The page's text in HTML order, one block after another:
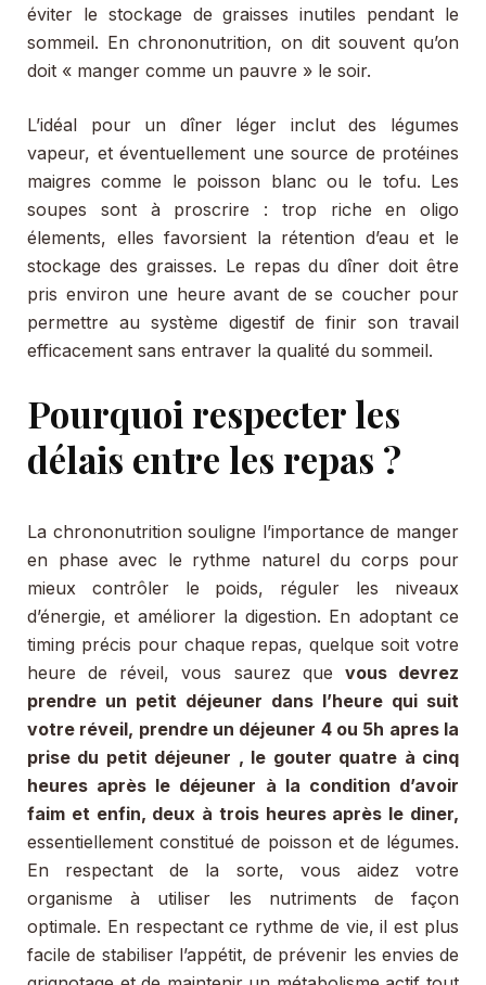
éviter le stockage de graisses inutiles pendant le
sommeil. En chrononutrition, on dit souvent qu’on
doit « manger comme un pauvre » le soir.
L’idéal pour un dîner léger inclut des légumes
vapeur, et éventuellement une source de protéines
maigres comme le poisson blanc ou le tofu. Les
soupes sont à proscrire : trop riche en oligo
élements, elles favorsient la rétention d’eau et le
stockage des graisses. Le repas du dîner doit être
pris environ une heure avant de se coucher pour
permettre au système digestif de finir son travail
efficacement sans entraver la qualité du sommeil.
Pourquoi respecter les
délais entre les repas ?
La chrononutrition souligne l’importance de manger
en phase avec le rythme naturel du corps pour
mieux contrôler le poids, réguler les niveaux
d’énergie, et améliorer la digestion. En adoptant ce
timing précis pour chaque repas, quelque soit votre
heure de réveil, vous saurez que vous devrez
prendre un petit déjeuner dans l’heure qui suit
votre réveil, prendre un déjeuner 4 ou 5h apres la
prise du petit déjeuner , le gouter quatre à cinq
heures après le déjeuner à la condition d’avoir
faim et enfin, deux à trois heures après le diner,
essentiellement constitué de poisson et de légumes.
En respectant de la sorte, vous aidez votre
organisme à utiliser les nutriments de façon
optimale. En respectant ce rythme de vie, il est plus
facile de stabiliser l’appétit, de prévenir les envies de